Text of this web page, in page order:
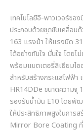
เทคโนโลยีอี-พาวเวอร์ขอ
ประกอบด้วยชุดขับเคลื่อน
163 แรงม้า ให้แรงบิด
ได้อย่างทันใจ มั่นใจ โดย
พร้อมแบตเตอรี่ลิเธียมไ
สำหรับสร้างกระแสไฟฟ้า
HR14DDe ขนาดความจุ
รองรับน้ำมัน E10 โดยพัฒ
ให้ประสิทธิภาพสูงในการส
Mirror Bore Coating ที่